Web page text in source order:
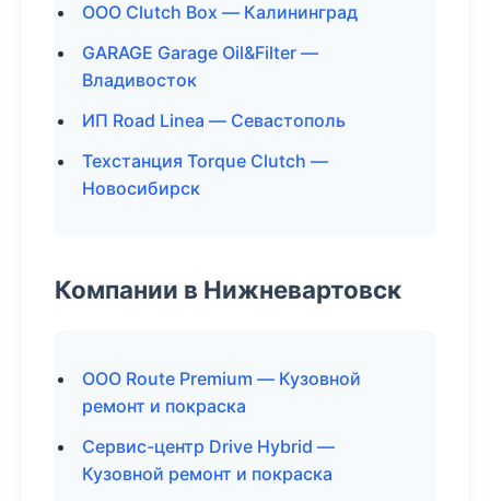
ООО Clutch Box — Калининград
GARAGE Garage Oil&Filter —
Владивосток
ИП Road Linea — Севастополь
Техстанция Torque Clutch —
Новосибирск
Компании в Нижневартовск
ООО Route Premium — Кузовной
ремонт и покраска
Сервис-центр Drive Hybrid —
Кузовной ремонт и покраска